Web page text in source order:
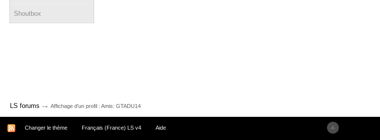
Shoutbox
LS forums → Affichage d'un profil : Amis: GTADU14
Changer le thème Français (France) LS v4 Aide